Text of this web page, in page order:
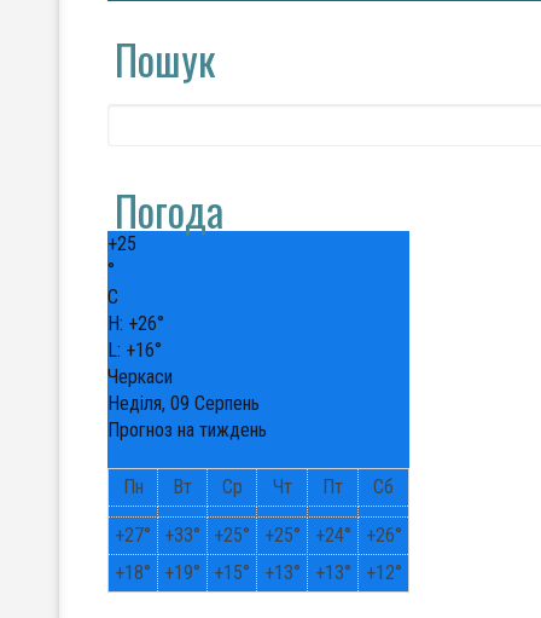
Пошук
Погода
+25
°
C
H: +26°
L: +16°
Черкаси
Неділя, 09 Серпень
Прогноз на тиждень
Пн Вт Ср Чт Пт Сб
+27° +33° +25° +25° +24° +26°
+18° +19° +15° +13° +13° +12°